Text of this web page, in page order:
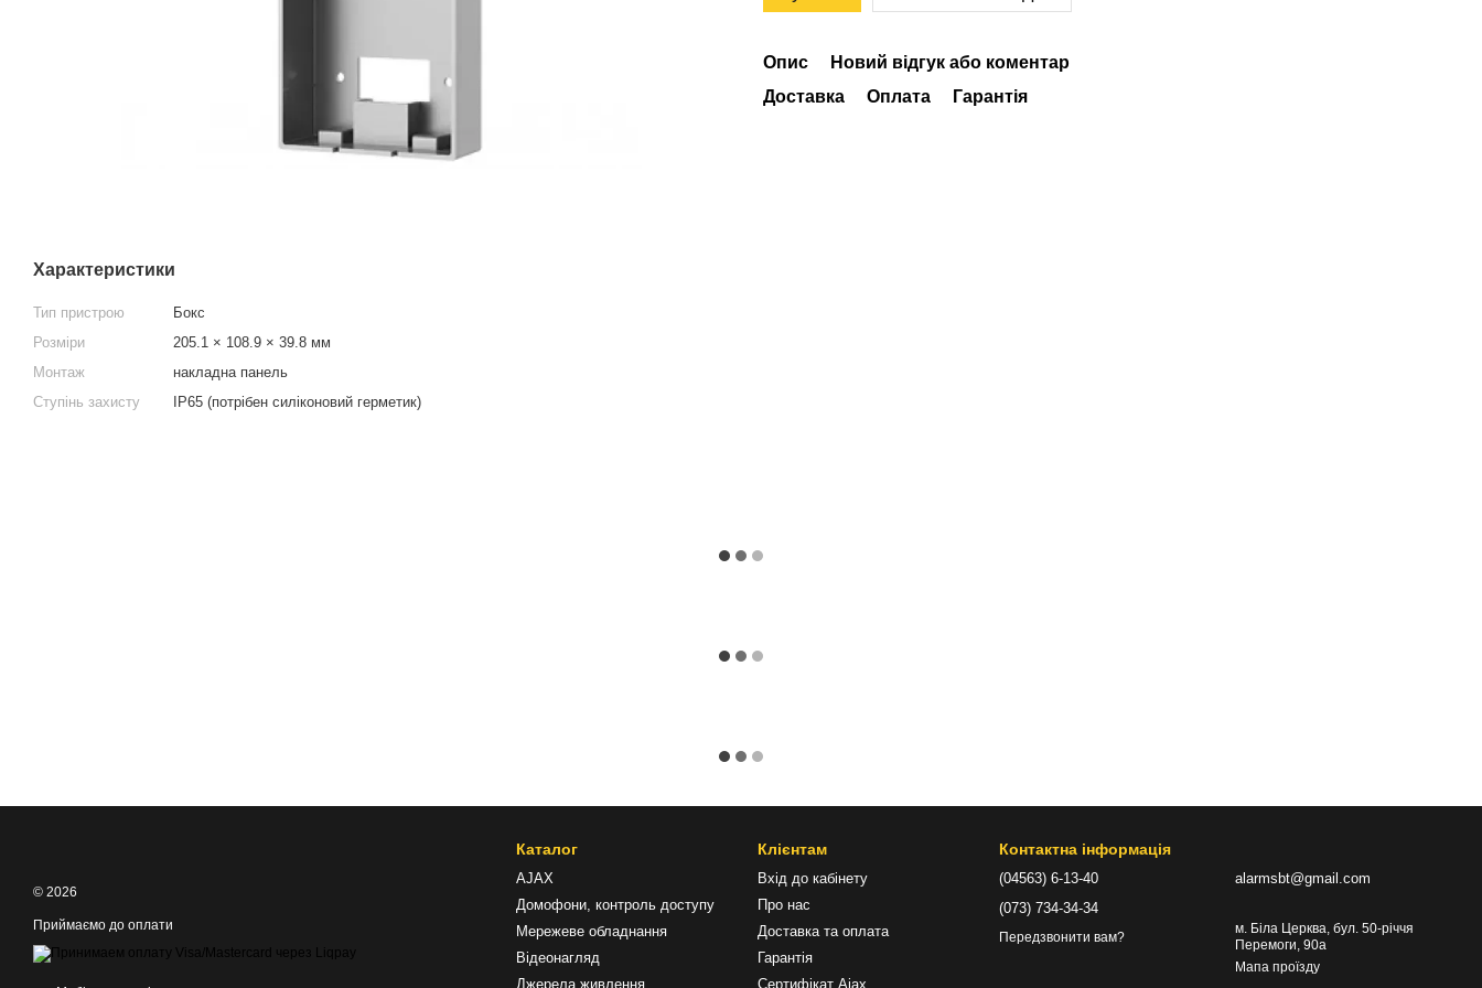
Характеристики
Тип пристрою
Бокс
Розміри
205.1 × 108.9 × 39.8 мм
Монтаж
накладна панель
Ступінь захисту
IP65 (потрібен силіконовий герметик)
Опис
Новий відгук або коментар
Доставка
Оплата Гарантія
© 2026
Приймаємо до оплати
Каталог
AJAX
Домофони, контроль доступу
Мережеве обладнання
Відеонагляд
Джерела живлення
Клієнтам
Вхід до кабінету
Про нас
Доставка та оплата
Гарантія
Сертифікат Ajax
Контактна інформація
(04563) 6-13-40
(073) 734-34-34
Передзвонити вам?
alarmsbt@gmail.com
м. Біла Церква, бул. 50-річчя
Перемоги, 90а
Мапа проїзду